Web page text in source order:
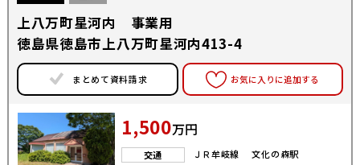
上八万町星河内 事業用
徳島県徳島市上八万町星河内413-4
まとめて資料請求 お気に入りに追加する
1,500万円
交通
ＪＲ牟岐線 文化の森駅